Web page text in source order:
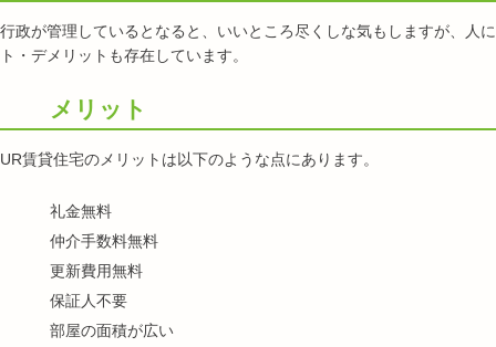
行政が管理しているとなると、いいところ尽くしな気もしますが、人
ト・デメリットも存在しています。
メリット
UR賃貸住宅のメリットは以下のような点にあります。
礼金無料
仲介手数料無料
更新費用無料
保証人不要
部屋の面積が広い